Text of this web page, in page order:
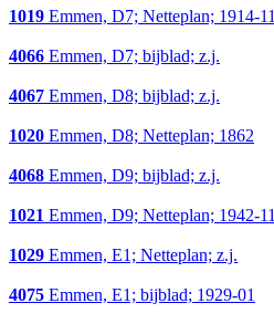
1019 Emmen, D7; Netteplan; 1914-11
4066 Emmen, D7; bijblad; z.j.
4067 Emmen, D8; bijblad; z.j.
1020 Emmen, D8; Netteplan; 1862
4068 Emmen, D9; bijblad; z.j.
1021 Emmen, D9; Netteplan; 1942-11
1029 Emmen, E1; Netteplan; z.j.
4075 Emmen, E1; bijblad; 1929-01